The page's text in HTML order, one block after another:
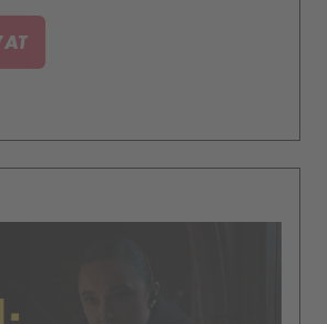
najít únosce se stává osobní